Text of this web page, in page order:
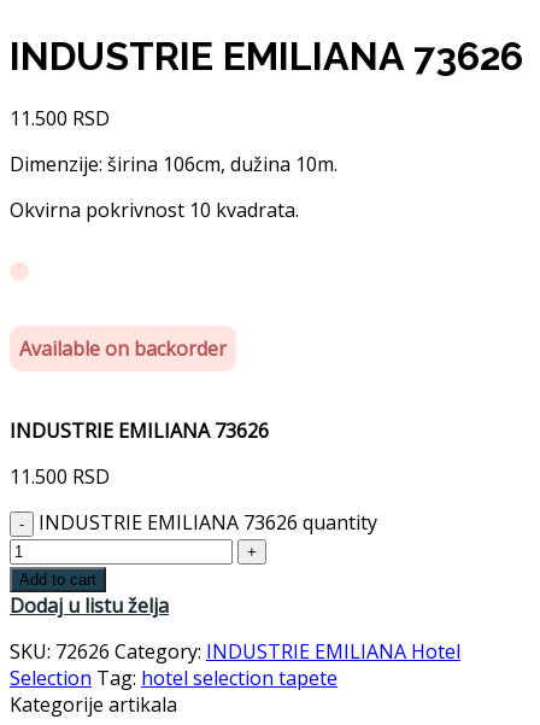
INDUSTRIE EMILIANA 73626
11.500 RSD
Dimenzije: širina 106cm, dužina 10m.
Okvirna pokrivnost 10 kvadrata.
Available on backorder
INDUSTRIE EMILIANA 73626
11.500 RSD
INDUSTRIE EMILIANA 73626 quantity
Add to cart
Dodaj u listu želja
SKU: 72626 Category: INDUSTRIE EMILIANA Hotel
Selection Tag: hotel selection tapete
Kategorije artikala